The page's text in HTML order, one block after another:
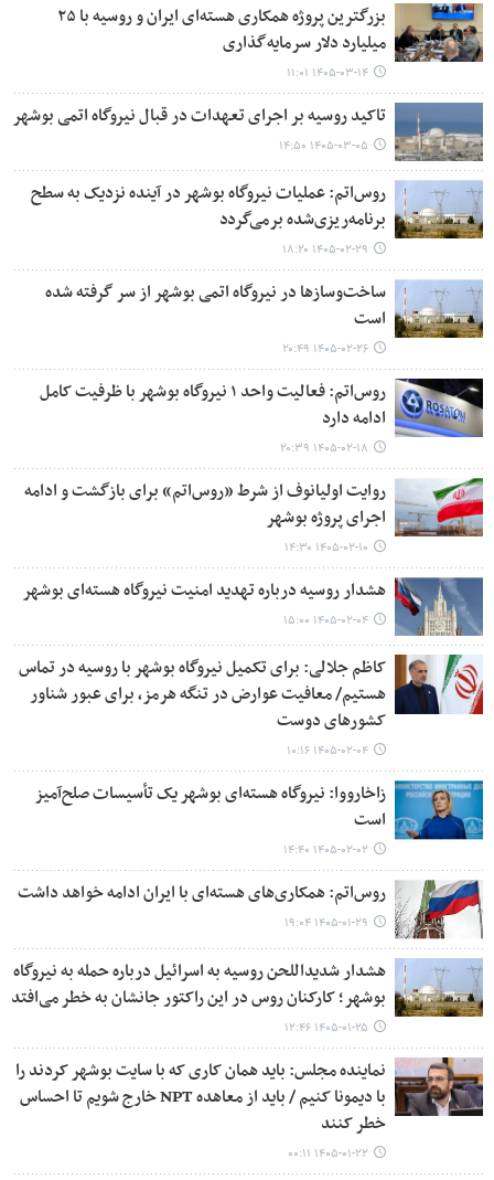
بزرگترین پروژه همکاری هسته‌ای ایران و روسیه با ۲۵
میلیارد دلار سرمایه‌گذاری
۱۴۰۵-۰۳-۱۴ ۱۱:۰۱
تاکید روسیه بر اجرای تعهدات در قبال نیروگاه اتمی بوشهر
۱۴۰۵-۰۳-۰۵ ۱۴:۵۰
روس‌اتم: عملیات نیروگاه بوشهر در آینده نزدیک به سطح
برنامه‌ریزی‌شده برمی‌گردد
۱۴۰۵-۰۲-۲۹ ۱۸:۲۰
ساخت‌وسازها در نیروگاه اتمی بوشهر از سر گرفته شده
است
۱۴۰۵-۰۲-۲۶ ۲۰:۴۹
روس‌اتم: فعالیت واحد ۱ نیروگاه بوشهر با ظرفیت کامل
ادامه دارد
۱۴۰۵-۰۲-۱۸ ۲۰:۳۹
روایت اولیانوف از شرط «روس‌اتم» برای بازگشت و ادامه
اجرای پروژه بوشهر
۱۴۰۵-۰۲-۱۰ ۱۴:۳۰
هشدار روسیه درباره تهدید امنیت نیروگاه هسته‌ای بوشهر
۱۴۰۵-۰۲-۰۴ ۱۵:۰۰
کاظم جلالی: برای تکمیل نیروگاه بوشهر با روسیه در تماس
هستیم/ معافیت عوارض در تنگه هرمز، برای عبور شناور
کشورهای دوست
۱۴۰۵-۰۲-۰۴ ۱۰:۱۶
زاخارووا: نیروگاه هسته‌ای بوشهر یک تأسیسات صلح‌آمیز
است
۱۴۰۵-۰۲-۰۲ ۱۴:۴۰
روس‌اتم: همکاری‌های هسته‌ای با ایران ادامه خواهد داشت
۱۴۰۵-۰۱-۲۹ ۱۹:۰۴
هشدار شدیداللحن روسیه به اسرائیل درباره حمله به نیروگاه
بوشهر؛ کارکنان روس در این راکتور جانشان به خطر می‌افتد
۱۴۰۵-۰۱-۲۵ ۱۲:۴۶
نماینده مجلس: باید همان کاری که با سایت بوشهر کردند را
با دیمونا کنیم / باید از معاهده NPT خارج شویم تا احساس
خطر کنند
۱۴۰۵-۰۱-۲۲ ۰۰:۱۱